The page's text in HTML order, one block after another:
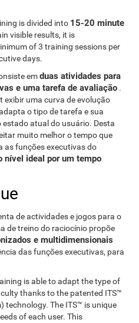
is divided into 15-20 minute
visible results, it is
of 3 training sessions per
days.
emduas atividades para
e uma tarefa de avaliação .
exibir uma curva de evolução
o tipo de tarefa e sua
atual do usuário. Desta
muito melhor o tempo que
as funções executivas do
nível ideal por um tempo
de actividades e jogos para o
de treino do raciocínio propõe
e multidimensionais
das funções executivas, para
is able to adapt the type of
thanks to the patented ITS™
technology. The ITS™ is unique
of each user. This